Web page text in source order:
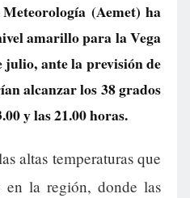
(Aemet) ha
amarillo para la Vega
julio, ante la previsión de
alcanzar los 38 grados
y las 21.00 horas.
altas temperaturas que
en la región, donde las